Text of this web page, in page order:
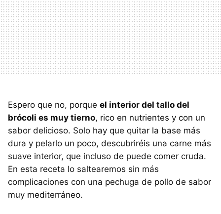
Espero que no, porque el interior del tallo del
brócoli es muy tierno, rico en nutrientes y con un
sabor delicioso. Solo hay que quitar la base más
dura y pelarlo un poco, descubriréis una carne más
suave interior, que incluso de puede comer cruda.
En esta receta lo saltearemos sin más
complicaciones con una pechuga de pollo de sabor
muy mediterráneo.